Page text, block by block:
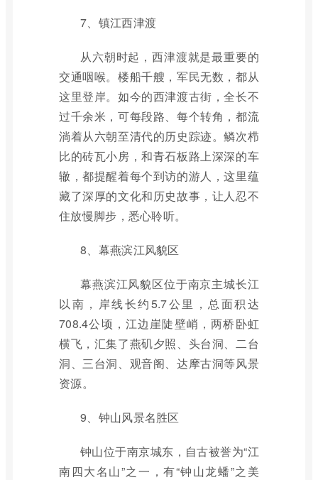
7、镇江西津渡
从六朝时起，西津渡就是最重要的
交通咽喉。楼船千艘，军民无数，都从
这里登岸。如今的西津渡古街，全长不
过千余米，可每段路、每个转角，都流
淌着从六朝至清代的历史踪迹。鳞次栉
比的砖瓦小房，和青石板路上深深的车
辙，都提醒着每个到访的游人，这里蕴
藏了深厚的文化和历史故事，让人忍不
住放慢脚步，悉心聆听。
8、幕燕滨江风貌区
幕燕滨江风貌区位于南京主城长江
以南，岸线长约5.7公里，总面积达
708.4公顷，江边崖陡壁峭，两桥卧虹
横飞，汇集了燕矶夕照、头台洞、二台
洞、三台洞、观音阁、达摩古洞等风景
资源。
9、钟山风景名胜区
钟山位于南京城东，自古被誉为“江
南四大名山”之一，有“钟山龙蟠”之美